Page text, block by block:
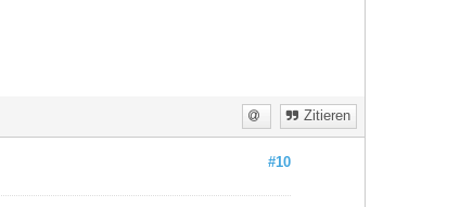
Zitieren
#10